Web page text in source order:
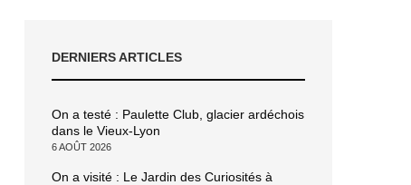
DERNIERS ARTICLES
On a testé : Paulette Club, glacier ardéchois
dans le Vieux-Lyon
6 AOÛT 2026
On a visité : Le Jardin des Curiosités à